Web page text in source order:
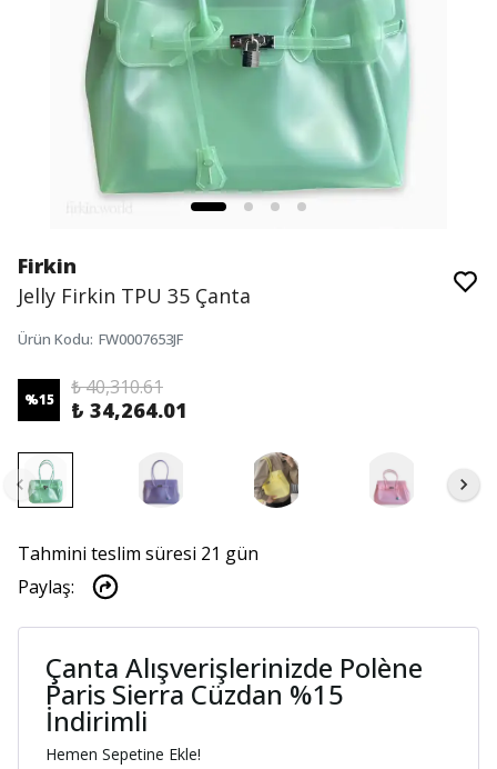
Firkin
Jelly Firkin TPU 35 Çanta
Ürün Kodu: FW0007653JF
%15
₺ 40,310.61
₺ 34,264.01
Tahmini teslim süresi 21 gün
Paylaş:
Çanta Alışverişlerinizde Polène
Paris Sierra Cüzdan %15
İndirimli
Hemen Sepetine Ekle!